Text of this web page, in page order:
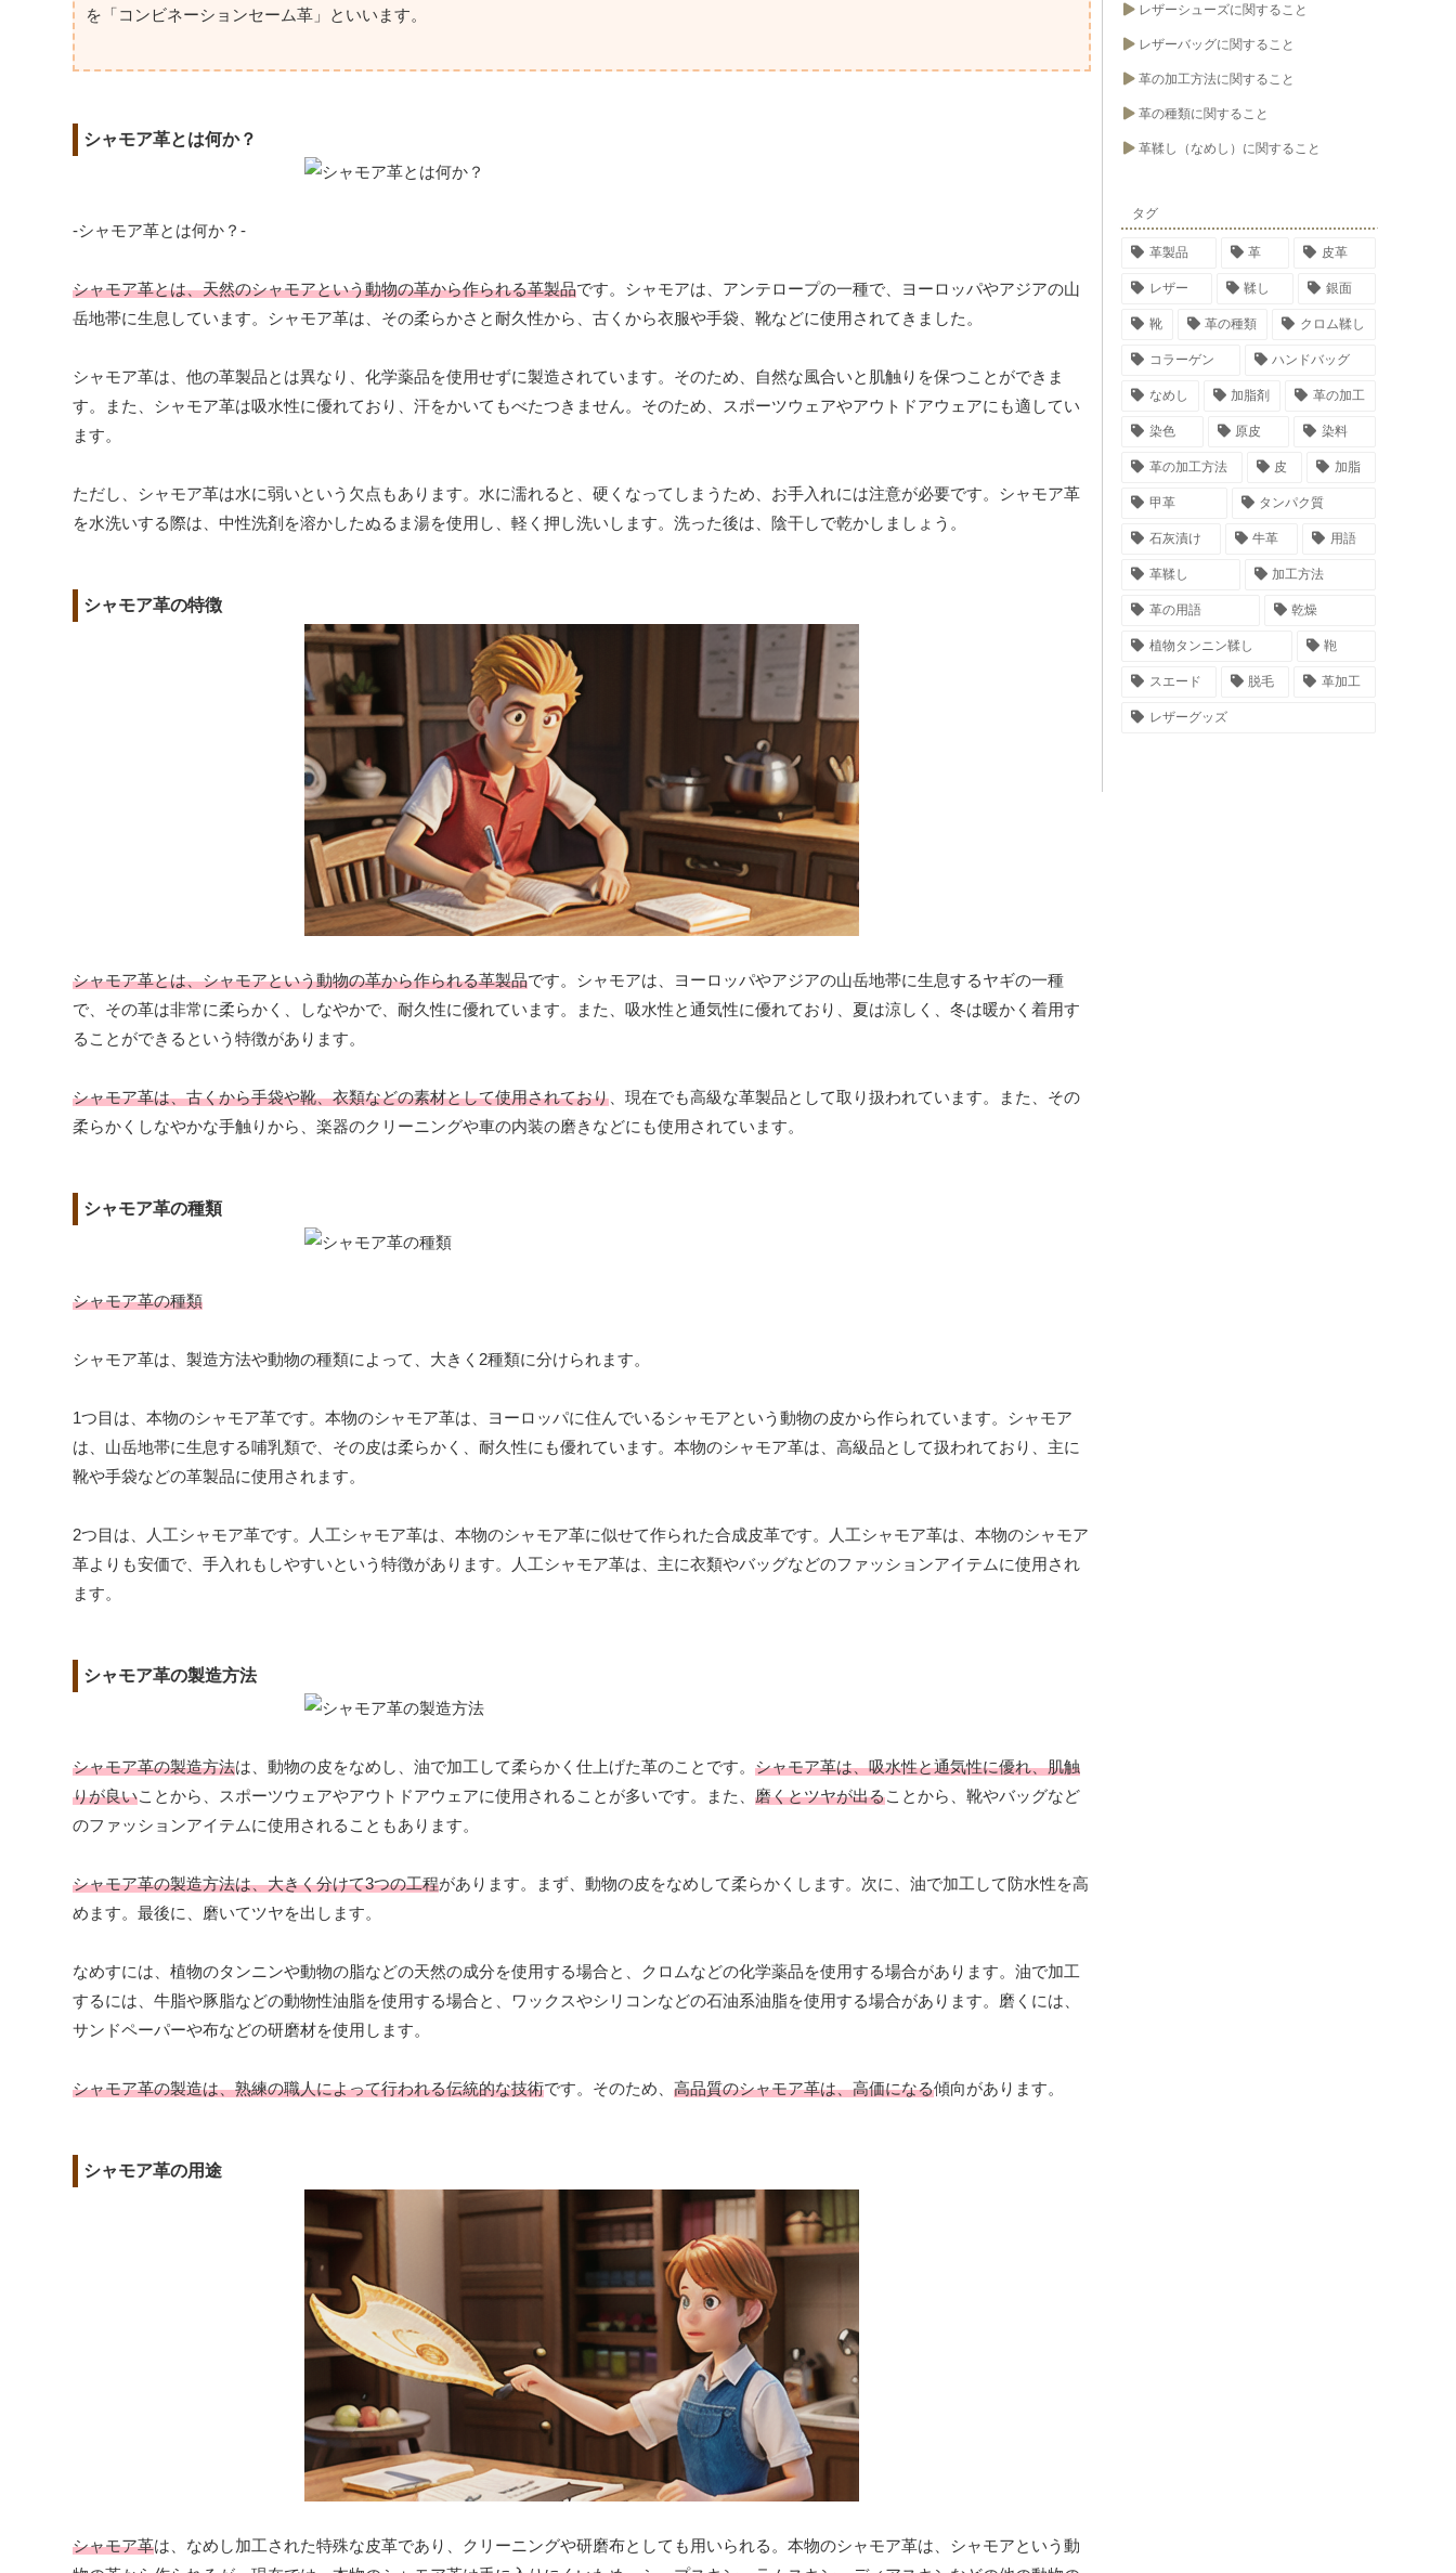
を「コンビネーションセーム革」といいます。
シャモア革とは何か？
-シャモア革とは何か？-
シャモア革とは、天然のシャモアという動物の革から作られる革製品です。シャモアは、アンテロープの一種で、ヨーロッパやアジアの山
岳地帯に生息しています。シャモア革は、その柔らかさと耐久性から、古くから衣服や手袋、靴などに使用されてきました。
シャモア革は、他の革製品とは異なり、化学薬品を使用せずに製造されています。そのため、自然な風合いと肌触りを保つことができま
す。また、シャモア革は吸水性に優れており、汗をかいてもべたつきません。そのため、スポーツウェアやアウトドアウェアにも適してい
ます。
ただし、シャモア革は水に弱いという欠点もあります。水に濡れると、硬くなってしまうため、お手入れには注意が必要です。シャモア革
を水洗いする際は、中性洗剤を溶かしたぬるま湯を使用し、軽く押し洗いします。洗った後は、陰干しで乾かしましょう。
シャモア革の特徴
シャモア革とは、シャモアという動物の革から作られる革製品です。シャモアは、ヨーロッパやアジアの山岳地帯に生息するヤギの一種
で、その革は非常に柔らかく、しなやかで、耐久性に優れています。また、吸水性と通気性に優れており、夏は涼しく、冬は暖かく着用す
ることができるという特徴があります。
シャモア革は、古くから手袋や靴、衣類などの素材として使用されており 、現在でも高級な革製品として取り扱われています。また、その
柔らかくしなやかな手触りから、楽器のクリーニングや車の内装の磨きなどにも使用されています。
シャモア革の種類
シャモア革の種類
シャモア革は、製造方法や動物の種類によって、大きく2種類に分けられます。
1つ目は、本物のシャモア革です。本物のシャモア革は、ヨーロッパに住んでいるシャモアという動物の皮から作られています。シャモア
は、山岳地帯に生息する哺乳類で、その皮は柔らかく、耐久性にも優れています。本物のシャモア革は、高級品として扱われており、主に
靴や手袋などの革製品に使用されます。
2つ目は、人工シャモア革です。人工シャモア革は、本物のシャモア革に似せて作られた合成皮革です。人工シャモア革は、本物のシャモア
革よりも安価で、手入れもしやすいという特徴があります。人工シャモア革は、主に衣類やバッグなどのファッションアイテムに使用され
ます。
シャモア革の製造方法
シャモア革の製造方法は、動物の皮をなめし、油で加工して柔らかく仕上げた革のことです。 シャモア革は、吸水性と通気性に優れ、肌触
りが良いことから、スポーツウェアやアウトドアウェアに使用されることが多いです。また、 磨くとツヤが出ることから、靴やバッグなど
のファッションアイテムに使用されることもあります。
シャモア革の製造方法は、大きく分けて3つの工程があります。まず、動物の皮をなめして柔らかくします。次に、油で加工して防水性を高
めます。最後に、磨いてツヤを出します。
なめすには、植物のタンニンや動物の脂などの天然の成分を使用する場合と、クロムなどの化学薬品を使用する場合があります。油で加工
するには、牛脂や豚脂などの動物性油脂を使用する場合と、ワックスやシリコンなどの石油系油脂を使用する場合があります。磨くには、
サンドペーパーや布などの研磨材を使用します。
シャモア革の製造は、熟練の職人によって行われる伝統的な技術です。そのため、 高品質のシャモア革は、高価になる傾向があります。
シャモア革の用途
シャモア革は、なめし加工された特殊な皮革であり、クリーニングや研磨布としても用いられる。本物のシャモア革は、シャモアという動
レザーシューズに関すること
レザーバッグに関すること
革の加工方法に関すること
革の種類に関すること
革鞣し（なめし）に関すること
タグ
革製品 革 皮革
レザー 鞣し 銀面
靴 革の種類 クロム鞣し
コラーゲン ハンドバッグ
なめし 加脂剤 革の加工
染色 原皮 染料
革の加工方法 皮 加脂
甲革 タンパク質
石灰漬け 牛革 用語
革鞣し 加工方法
革の用語 乾燥
植物タンニン鞣し 鞄
スエード 脱毛 革加工
レザーグッズ